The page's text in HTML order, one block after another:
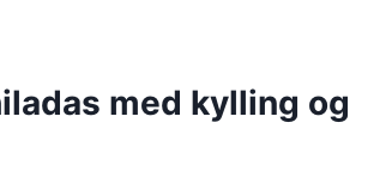
med kylling og